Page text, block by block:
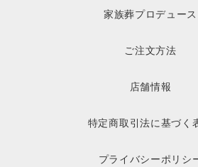
家族葬プロデュース
ご注文方法
店舗情報
特定商取引法に基づく
プライバシーポリシ